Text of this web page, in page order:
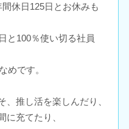
休日125日とお休みも
と100％使い切る社員
めです。
、推し活を楽しんだり、
に充てたり、